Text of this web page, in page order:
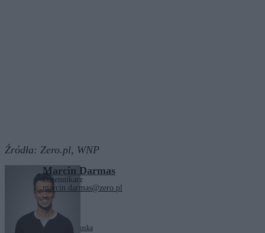
Źródła: Zero.pl, WNP
Marcin Darmas
Dziennikarz
marcin.darmas@zero.pl
Tagi: deregulacja rafał brzoska